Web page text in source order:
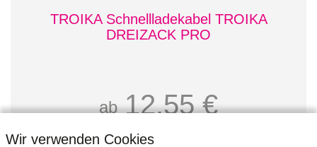
TROIKA Schnellladekabel TROIKA
DREIZACK PRO
ab 12,55 €
Wir verwenden Cookies